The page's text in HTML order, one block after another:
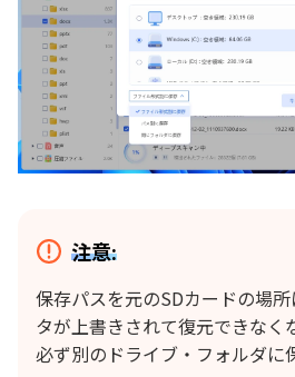
注意:
保存パスを元のSDカードの場
タが上書きされて復元できなく
必ず別のドライブ・フォルダに